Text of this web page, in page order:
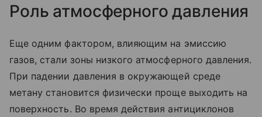
Роль атмосферного давления
Еще одним фактором, влияющим на эмиссию
газов, стали зоны низкого атмосферного давления.
При падении давления в окружающей среде
метану становится физически проще выходить на
поверхность. Во время действия антициклонов